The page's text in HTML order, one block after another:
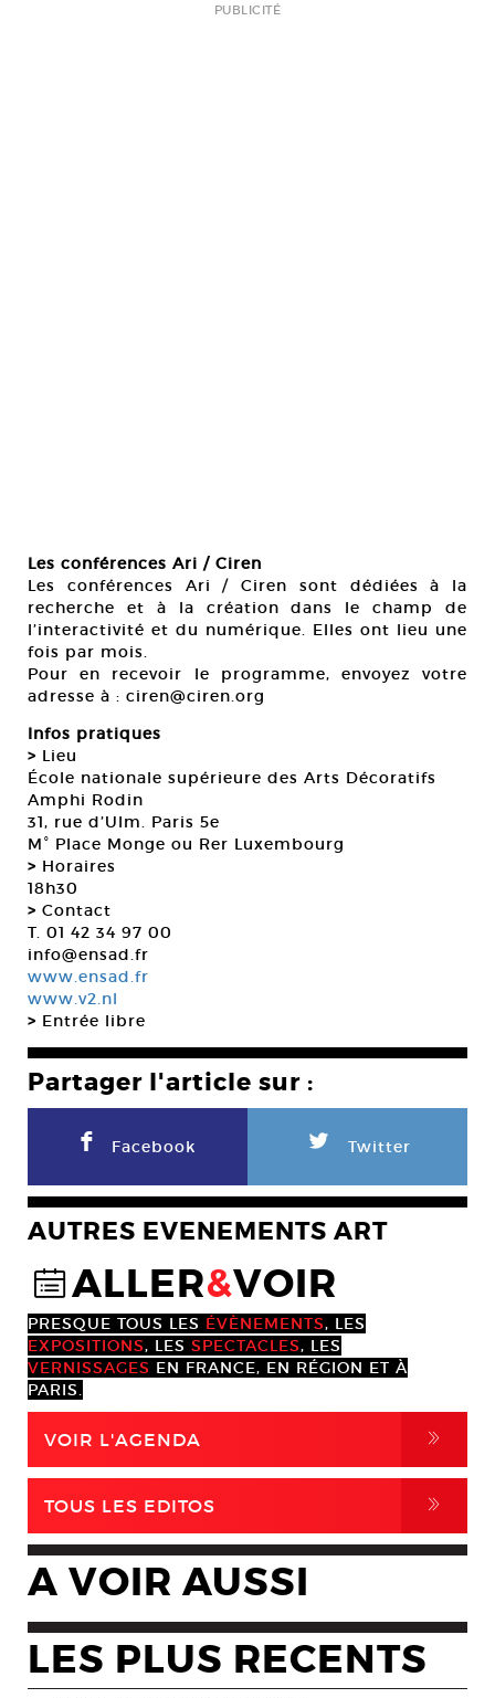
PUBLICITÉ
Les conférences Ari / Ciren
Les conférences Ari / Ciren sont dédiées à la
recherche et à la création dans le champ de
l’interactivité et du numérique. Elles ont lieu une
fois par mois.
Pour en recevoir le programme, envoyez votre
adresse à : ciren@ciren.org
Infos pratiques
> Lieu
École nationale supérieure des Arts Décoratifs
Amphi Rodin
31, rue d’Ulm. Paris 5e
M° Place Monge ou Rer Luxembourg
> Horaires
18h30
> Contact
T. 01 42 34 97 00
info@ensad.fr
www.ensad.fr
www.v2.nl
> Entrée libre
Partager l'article sur :
F Facebook L Twitter
AUTRES EVENEMENTS ART
@ALLER&VOIR
PRESQUE TOUS LES ÉVÈNEMENTS, LES
EXPOSITIONS, LES SPECTACLES, LES
VERNISSAGES EN FRANCE, EN RÉGION ET À
PARIS.
VOIR L'AGENDA ,
TOUS LES EDITOS ,
A VOIR AUSSI
LES PLUS RECENTS